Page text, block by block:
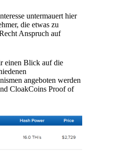
untermauert hier
die etwas zu
Anspruch auf
einen Blick auf die
angeboten werden
CloakCoins Proof of